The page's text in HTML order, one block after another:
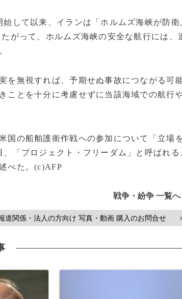
して以来、イランは「ホルムズ海峡が防衛
がって、ホルムズ海峡の安全な航行には、
を無視すれば、予期せぬ事故につながる可
ことを十分に考慮せずに当該海域での航行
国の船舶護衛作戦への参加について「立場
「プロジェクト・フリーダム」と呼ばれる
べた。(c)AFP
戦争・紛争 一覧へ
道関係・法人の方向け 写真・動画 購入のお問合せ >